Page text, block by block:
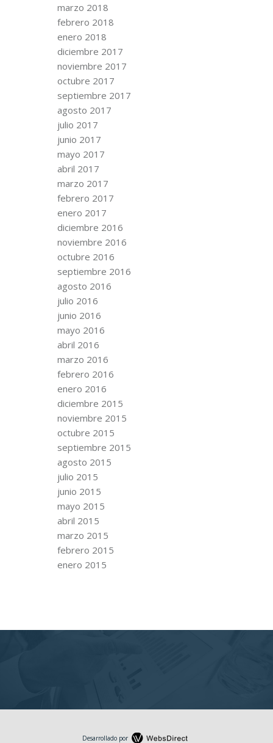
marzo 2018
febrero 2018
enero 2018
diciembre 2017
noviembre 2017
octubre 2017
septiembre 2017
agosto 2017
julio 2017
junio 2017
mayo 2017
abril 2017
marzo 2017
febrero 2017
enero 2017
diciembre 2016
noviembre 2016
octubre 2016
septiembre 2016
agosto 2016
julio 2016
junio 2016
mayo 2016
abril 2016
marzo 2016
febrero 2016
enero 2016
diciembre 2015
noviembre 2015
octubre 2015
septiembre 2015
agosto 2015
julio 2015
junio 2015
mayo 2015
abril 2015
marzo 2015
febrero 2015
enero 2015
Desarrollado por